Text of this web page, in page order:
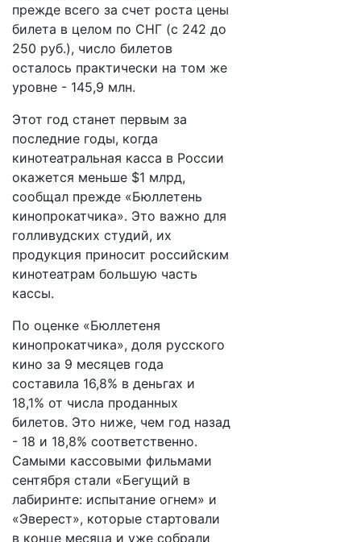
прежде всего за счет роста цены
билета в целом по СНГ (с 242 до
250 руб.), число билетов
осталось практически на том же
уровне - 145,9 млн.
Этот год станет первым за
последние годы, когда
кинотеатральная касса в России
окажется меньше $1 млрд,
сообщал прежде «Бюллетень
кинопрокатчика». Это важно для
голливудских студий, их
продукция приносит российским
кинотеатрам большую часть
кассы.
По оценке «Бюллетеня
кинопрокатчика», доля русского
кино за 9 месяцев года
составила 16,8% в деньгах и
18,1% от числа проданных
билетов. Это ниже, чем год назад
- 18 и 18,8% соответственно.
Самыми кассовыми фильмами
сентября стали «Бегущий в
лабиринте: испытание огнем» и
«Эверест», которые стартовали
в конце месяца и уже собрали